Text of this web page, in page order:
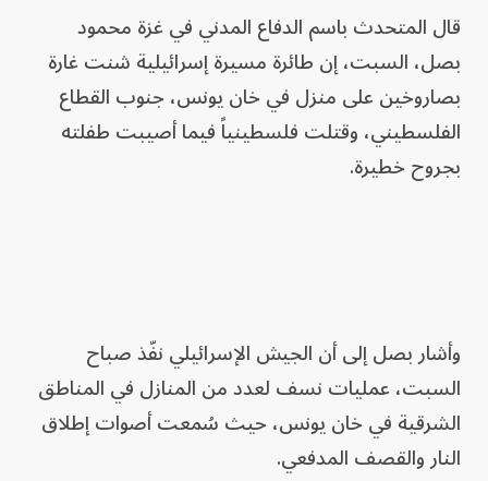
قال المتحدث باسم الدفاع المدني في غزة محمود
بصل، السبت، إن طائرة مسيرة إسرائيلية شنت غارة
بصاروخين على منزل في خان يونس، جنوب القطاع
الفلسطيني، وقتلت فلسطينياً فيما أصيبت طفلته
بجروح خطيرة.
وأشار بصل إلى أن الجيش الإسرائيلي نفّذ صباح
السبت، عمليات نسف لعدد من المنازل في المناطق
الشرقية في خان يونس، حيث سُمعت أصوات إطلاق
النار والقصف المدفعي.